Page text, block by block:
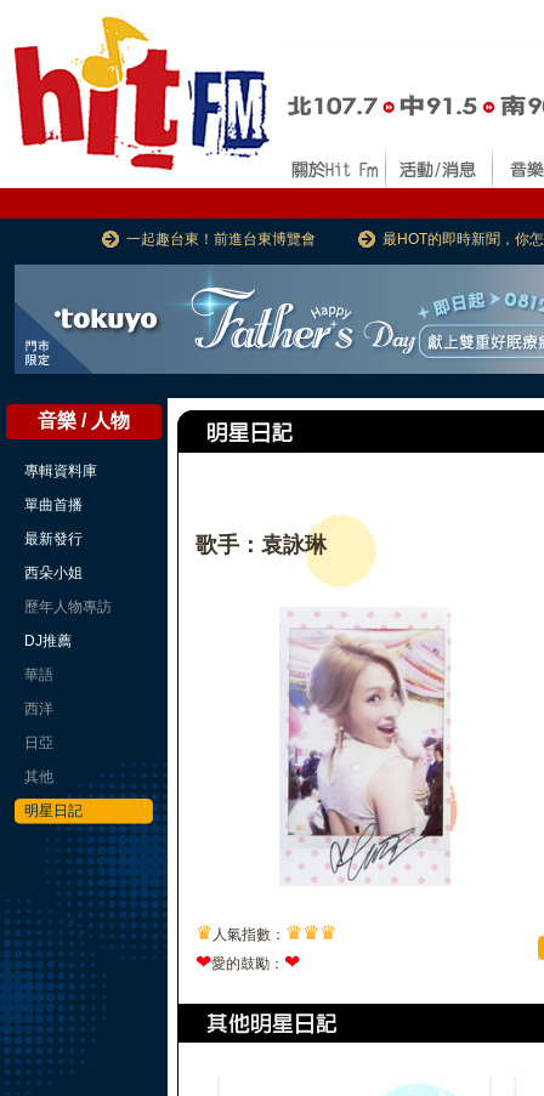
一起趣台東！前進台東博覽會 最HOT的即時新聞，你
音樂 / 人物
專輯資料庫
單曲首播
最新發行
西朵小姐
歷年人物專訪
DJ推薦
華語
西洋
日亞
其他
明星日記
歌手：袁詠琳
♛ 人氣指數： ♛♛♛
❤愛的鼓勵： ❤